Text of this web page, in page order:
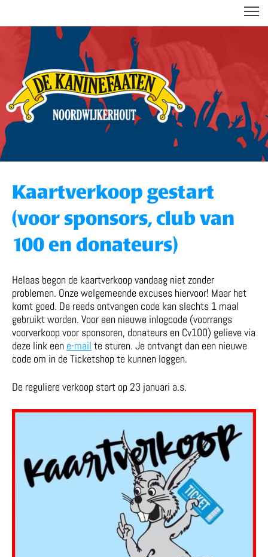
Kaartverkoop gestart
(voor sponsors, club van
100 en donateurs)
Helaas begon de kaartverkoop vandaag niet zonder
problemen. Onze welgemeende excuses hiervoor! Maar het
komt goed. De reeds ontvangen code kan slechts 1 maal
gebruikt worden. Voor een nieuwe inlogcode (voorrangs
voorverkoop voor sponsoren, donateurs en Cv100) gelieve via
deze link een e-mail te sturen. Je ontvangt dan een nieuwe
code om in de Ticketshop te kunnen loggen.
De reguliere verkoop start op 23 januari a.s.